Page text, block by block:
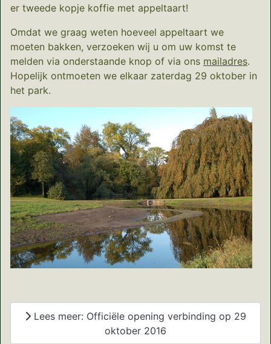
er tweede kopje koffie met appeltaart!
Omdat we graag weten hoeveel appeltaart we
moeten bakken, verzoeken wij u om uw komst te
melden via onderstaande knop of via ons mailadres.
Hopelijk ontmoeten we elkaar zaterdag 29 oktober in
het park.
Lees meer: Officiële opening verbinding op 29
oktober 2016